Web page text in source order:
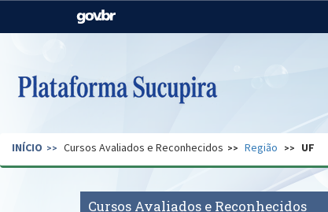
Casa Civil
Pecuária e Abastecimento
Secretaria de Governo Gabinete de Segurança
INÍCIO Cursos Avaliados e Reconhecidos Região UF
Cursos Avaliados e Reconhecidos